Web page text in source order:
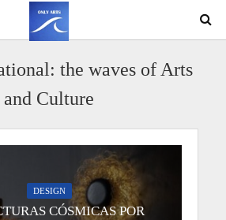
the waves of Arts
and Culture
DESIGN
CÓSMICAS POR